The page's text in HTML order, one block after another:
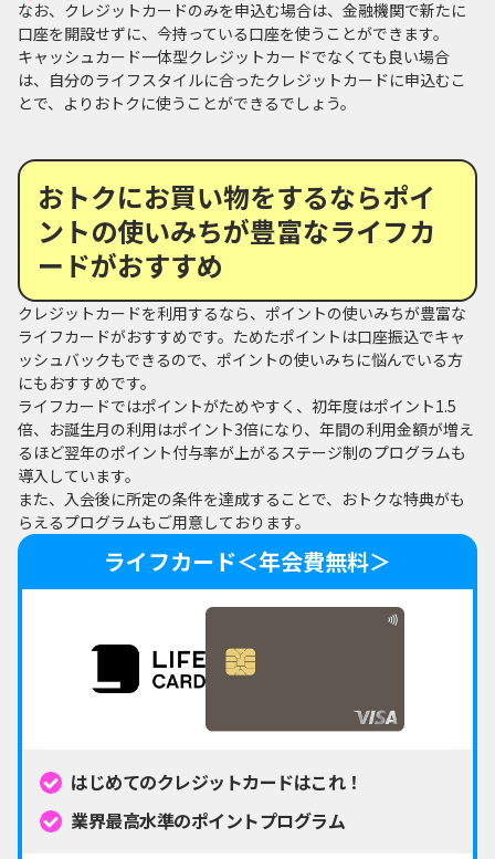
なお、クレジットカードのみを申込む場合は、金融機関で新たに
口座を開設せずに、今持っている口座を使うことができます。
キャッシュカード一体型クレジットカードでなくても良い場合
は、自分のライフスタイルに合ったクレジットカードに申込むこ
とで、よりおトクに使うことができるでしょう。
おトクにお買い物をするならポイ
ントの使いみちが豊富なライフカ
ードがおすすめ
クレジットカードを利用するなら、ポイントの使いみちが豊富な
ライフカードがおすすめです。ためたポイントは口座振込でキャ
ッシュバックもできるので、ポイントの使いみちに悩んでいる方
にもおすすめです。
ライフカードではポイントがためやすく、初年度はポイント1.5
倍、お誕生月の利用はポイント3倍になり、年間の利用金額が増え
るほど翌年のポイント付与率が上がるステージ制のプログラムも
導入しています。
また、入会後に所定の条件を達成することで、おトクな特典がも
らえるプログラムもご用意しております。
ライフカード＜年会費無料＞
はじめてのクレジットカードはこれ！
業界最高水準のポイントプログラム